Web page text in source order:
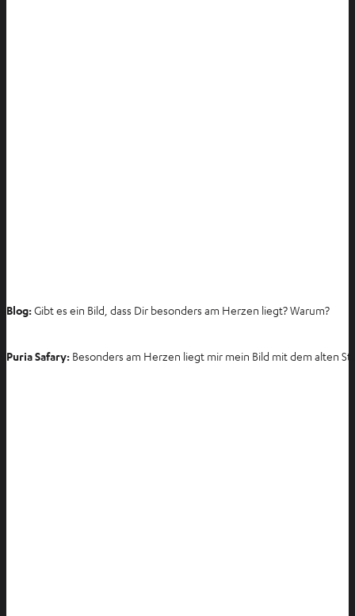
Blog:Gibt es ein Bild, dass Dir besonders am Herzen liegt? Warum?
Puria Safary: Besonders am Herzen liegt mir mein Bild mit dem alten